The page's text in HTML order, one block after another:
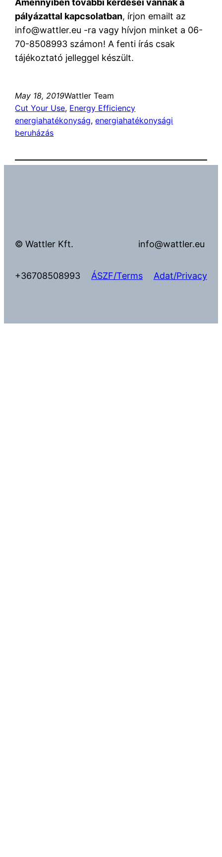
Amennyiben további kérdései vannak a
pályázattal kapcsolatban, írjon emailt az
info@wattler.eu -ra vagy hívjon minket a 06-
70-8508993 számon! A fenti írás csak
tájékoztató jelleggel készült.
May 18, 2019Wattler Team
Cut Your Use, Energy Efficiency
energiahatékonyság, energiahatékonysági
beruházás
© Wattler Kft. info@wattler.eu
+36708508993 ÁSZF/Terms Adat/Privacy